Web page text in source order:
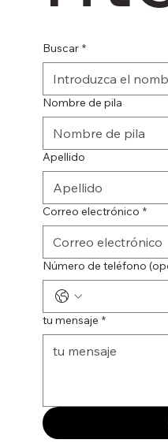
Buscar *
Nombre de pila
Apellido
Correo electrónico *
Número de teléfono
tu mensaje *